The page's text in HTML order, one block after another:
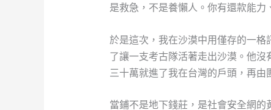
是救急，不是養懶人。你有還款能力
於是這次，我在沙漠中用僅存的一
了讓一支考古隊活著走出沙漠。他
三十萬就進了我在台灣的戶頭，再由
當鋪不是地下錢莊，是社會安全網的